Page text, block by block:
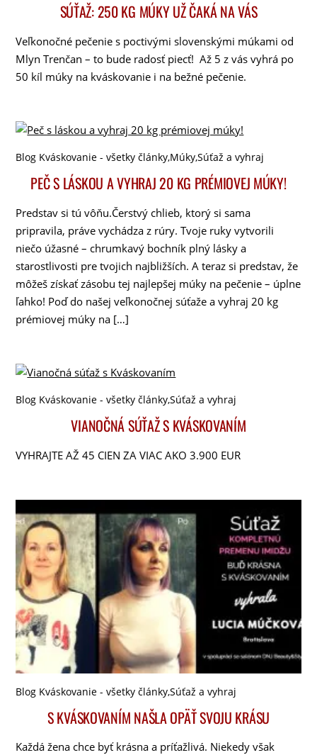
SÚŤAŽ: 250 KG MÚKY UŽ ČAKÁ NA VÁS
Veľkonočné pečenie s poctivými slovenskými múkami od
Mlyn Trenčan – to bude radosť piecť! Až 5 z vás vyhrá po
50 kíl múky na kváskovanie i na bežné pečenie.
Blog Kváskovanie - všetky články,Múky,Súťaž a vyhraj
PEČ S LÁSKOU A VYHRAJ 20 KG PRÉMIOVEJ MÚKY!
Predstav si tú vôňu.Čerstvý chlieb, ktorý si sama
pripravila, práve vychádza z rúry. Tvoje ruky vytvorili
niečo úžasné – chrumkavý bochník plný lásky a
starostlivosti pre tvojich najbližších. A teraz si predstav, že
môžeš získať zásobu tej najlepšej múky na pečenie – úplne
ľahko! Poď do našej veľkonočnej súťaže a vyhraj 20 kg
prémiovej múky na […]
Blog Kváskovanie - všetky články,Súťaž a vyhraj
VIANOČNÁ SÚŤAŽ S KVÁSKOVANÍM
VYHRAJTE AŽ 45 CIEN ZA VIAC AKO 3.900 EUR
Blog Kváskovanie - všetky články,Súťaž a vyhraj
S KVÁSKOVANÍM NAŠLA OPÄŤ SVOJU KRÁSU
Každá žena chce byť krásna a príťažlivá. Niekedy však